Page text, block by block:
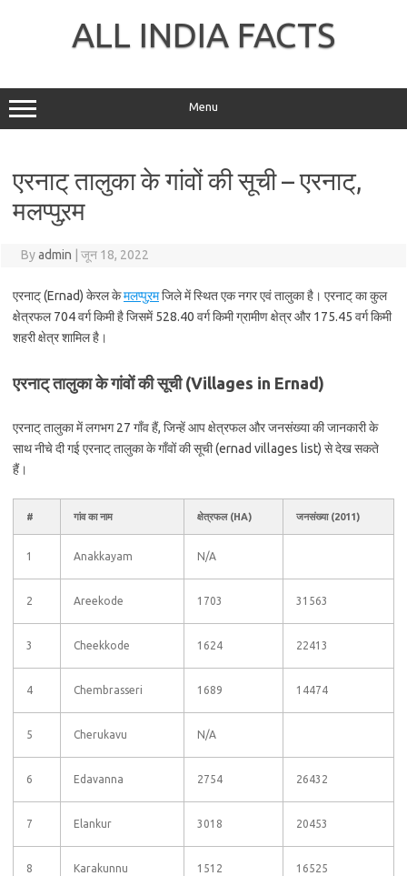
ALL INDIA FACTS
Menu
एरनाट् तालुका के गांवों की सूची – एरनाट्,
मलप्पुऱम
Byadmin जून 18, 2022
एरनाट् (Ernad) केरल केमलप्पुऱमजिले में स्थित एक नगर एवं तालुका है। एरनाट् का कुल
क्षेत्रफल 704 वर्ग किमी है जिसमें 528.40 वर्ग किमी ग्रामीण क्षेत्र और 175.45 वर्ग किमी
शहरी क्षेत्र शामिल है।
एरनाट् तालुका के गांवों की सूची (Villages in Ernad)
एरनाट् तालुका में लगभग 27 गाँव हैं, जिन्हें आप क्षेत्रफल और जनसंख्या की जानकारी के
साथ नीचे दी गई एरनाट् तालुका के गाँवों की सूची (ernad villages list) से देख सकते
हैं।
# गांव का नाम क्षेत्रफल (HA) जनसंख्या (2011)
1 Anakkayam N/A
2 Areekode 1703 31563
3 Cheekkode 1624 22413
4 Chembrasseri 1689 14474
5 Cherukavu N/A
6 Edavanna 2754 26432
7 Elankur 3018 20453
8 Karakunnu 1512 16525